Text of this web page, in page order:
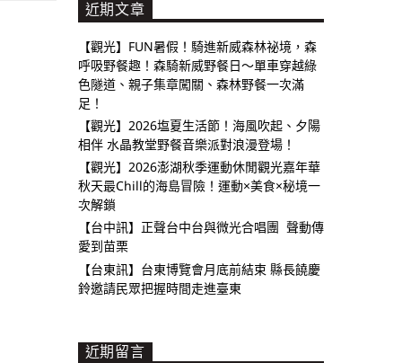
近期文章
【觀光】FUN暑假！騎進新威森林祕境，森
呼吸野餐趣！森騎新威野餐日～單車穿越綠
色隧道、親子集章闖關、森林野餐一次滿
足！
【觀光】2026塩夏生活節！海風吹起、夕陽
相伴 水晶教堂野餐音樂派對浪漫登場！
【觀光】2026澎湖秋季運動休閒觀光嘉年華
秋天最Chill的海島冒險！運動×美食×秘境一
次解鎖
【台中訊】正聲台中台與微光合唱團 聲動傳
愛到苗栗
【台東訊】台東博覽會月底前結束 縣長饒慶
鈴邀請民眾把握時間走進臺東
近期留言